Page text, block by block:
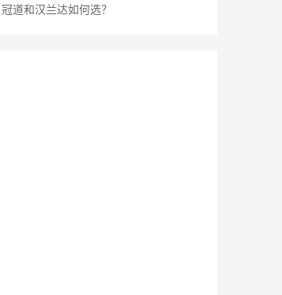
冠道和汉兰达如何选？